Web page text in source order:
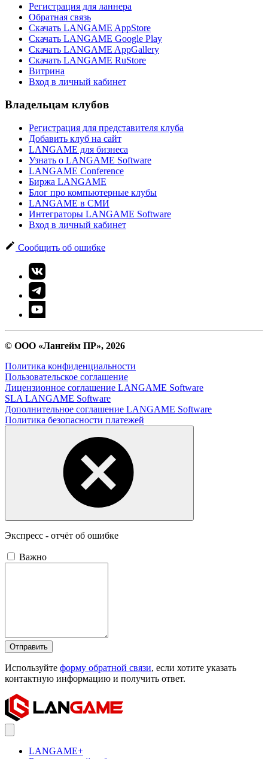
Регистрация для ланнера
Обратная связь
Скачать LANGAME AppStore
Скачать LANGAME Google Play
Скачать LANGAME AppGallery
Скачать LANGAME RuStore
Витрина
Вход в личный кабинет
Владельцам клубов
Регистрация для представителя клуба
Добавить клуб на сайт
LANGAME для бизнеса
Узнать о LANGAME Software
LANGAME Conference
Биржа LANGAME
Блог про компьютерные клубы
LANGAME в СМИ
Интеграторы LANGAME Software
Вход в личный кабинет
Сообщить об ошибке
© ООО «Лангейм ПР», 2026
Политика конфиденциальности
Пользовательское соглашение
Лицензионное соглашение LANGAME Software
SLA LANGAME Software
Дополнительное соглашение LANGAME Software
Политика безопасности платежей
Экспресс - отчёт об ошибке
Важно
Отправить
Используйте форму обратной связи, если хотите указать
контактную информацию и получить ответ.
LANGAME+